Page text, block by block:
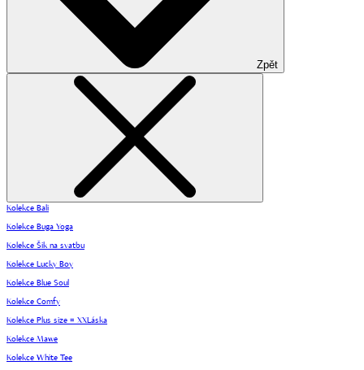
Zpět
Kolekce Bali
Kolekce Buga Yoga
Kolekce Šik na svatbu
Kolekce Lucky Boy
Kolekce Blue Soul
Kolekce Comfy
Kolekce Plus size = XXLáska
Kolekce Mawe
Kolekce White Tee